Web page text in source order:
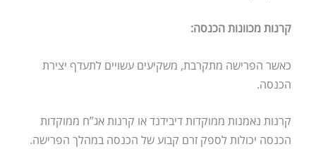
קרנות מכוונות הכנסה:
כאשר הפרישה מתקרבת, משקיעים עשויים לתעדף יצירת
הכנסה.
קרנות נאמנות ממוקדות דיבידנד או קרנות אג”ח ממוקדות
הכנסה יכולות לספק זרם קבוע של הכנסה במהלך הפרישה.